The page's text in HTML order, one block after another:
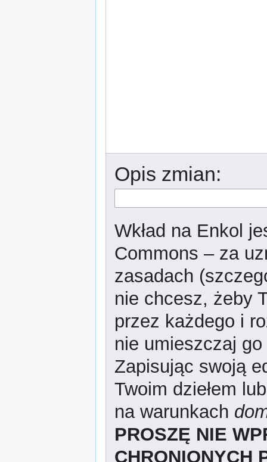
Opis zmian:
Wkład na Enkol
Commons – za
zasadach
nie chcesz, żeby
przez każdego i
nie umieszczaj
Zapisując swoją
Twoim dziełem
na warunkach
PROSZĘ NIE
CHRONIONYCH